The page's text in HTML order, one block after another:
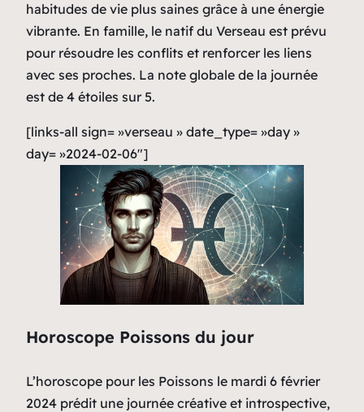
habitudes de vie plus saines grâce à une énergie
vibrante. En famille, le natif du Verseau est prévu
pour résoudre les conflits et renforcer les liens
avec ses proches. La note globale de la journée
est de 4 étoiles sur 5.
[links-all sign= »verseau » date_type= »day »
day= »2024-02-06″]
Horoscope Poissons du jour
L’horoscope pour les Poissons le mardi 6 février
2024 prédit une journée créative et introspective,